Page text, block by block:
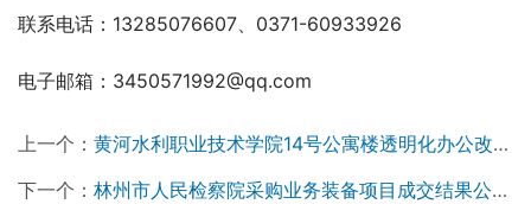
联系电话：13285076607、0371-60933926
电子邮箱：3450571992@qq.com
上一个： 黄河水利职业技术学院14号公寓楼透明化办公改造项目竞争性磋商公告
下一个： 林州市人民检察院采购业务装备项目成交结果公告￼